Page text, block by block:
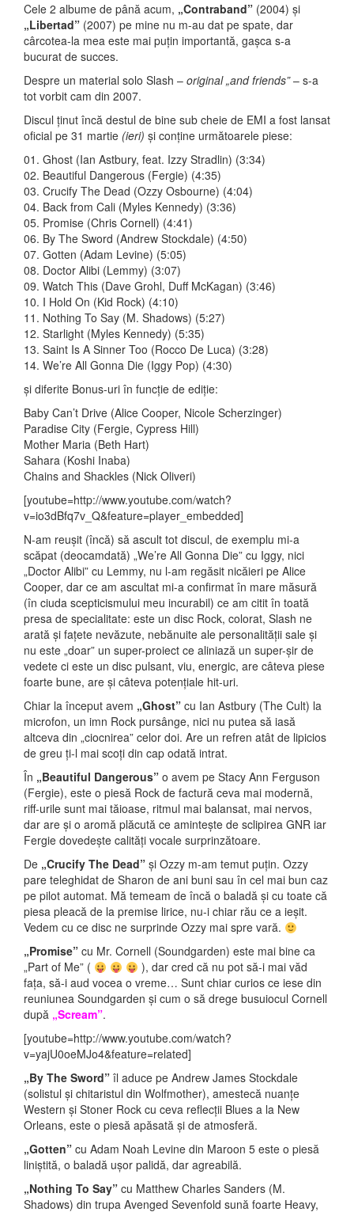
Cele 2 albume de până acum, „Contraband” (2004) și
„Libertad” (2007) pe mine nu m-au dat pe spate, dar
cârcotea-la mea este mai puțin importantă, gașca s-a
bucurat de succes.
Despre un material solo Slash – original „and friends”– s-a
tot vorbit cam din 2007.
Discul ținut încă destul de bine sub cheie de EMI a fost lansat
oficial pe 31 martie (ieri) și conține următoarele piese:
01. Ghost (Ian Astbury, feat. Izzy Stradlin) (3:34)
02. Beautiful Dangerous (Fergie) (4:35)
03. Crucify The Dead (Ozzy Osbourne) (4:04)
04. Back from Cali (Myles Kennedy) (3:36)
05. Promise (Chris Cornell) (4:41)
06. By The Sword (Andrew Stockdale) (4:50)
07. Gotten (Adam Levine) (5:05)
08. Doctor Alibi (Lemmy) (3:07)
09. Watch This (Dave Grohl, Duff McKagan) (3:46)
10. I Hold On (Kid Rock) (4:10)
11. Nothing To Say (M. Shadows) (5:27)
12. Starlight (Myles Kennedy) (5:35)
13. Saint Is A Sinner Too (Rocco De Luca) (3:28)
14. We’re All Gonna Die (Iggy Pop) (4:30)
și diferite Bonus-uri în funcție de ediție:
Baby Can’t Drive (Alice Cooper, Nicole Scherzinger)
Paradise City (Fergie, Cypress Hill)
Mother Maria (Beth Hart)
Sahara (Koshi Inaba)
Chains and Shackles (Nick Oliveri)
[youtube=http://www.youtube.com/watch?
v=io3dBfq7v_Q&feature=player_embedded]
N-am reușit (încă) să ascult tot discul, de exemplu mi-a
scăpat (deocamdată) „We’re All Gonna Die” cu Iggy, nici
„Doctor Alibi” cu Lemmy, nu l-am regăsit nicăieri pe Alice
Cooper, dar ce am ascultat mi-a confirmat în mare măsură
(în ciuda scepticismului meu incurabil) ce am citit în toată
presa de specialitate: este un disc Rock, colorat, Slash ne
arată și fațete nevăzute, nebănuite ale personalității sale și
nu este „doar” un super-proiect ce aliniază un super-șir de
vedete ci este un disc pulsant, viu, energic, are câteva piese
foarte bune, are și câteva potențiale hit-uri.
Chiar la început avem „Ghost” cu Ian Astbury (The Cult) la
microfon, un imn Rock pursânge, nici nu putea să iasă
altceva din „ciocnirea” celor doi. Are un refren atât de lipicios
de greu ți-l mai scoți din cap odată intrat.
În „Beautiful Dangerous” o avem pe Stacy Ann Ferguson
(Fergie), este o piesă Rock de factură ceva mai modernă,
riff-urile sunt mai tăioase, ritmul mai balansat, mai nervos,
dar are și o aromă plăcută ce amintește de sclipirea GNR iar
Fergie dovedește calități vocale surprinzătoare.
De „Crucify The Dead” și Ozzy m-am temut puțin. Ozzy
pare teleghidat de Sharon de ani buni sau în cel mai bun caz
pe pilot automat. Mă temeam de încă o baladă și cu toate că
piesa pleacă de la premise lirice, nu-i chiar rău ce a ieșit.
Vedem cu ce disc ne surprinde Ozzy mai spre vară.
„Promise” cu Mr. Cornell (Soundgarden) este mai bine ca
„Part of Me” (
), dar cred că nu pot să-i mai văd
fața, să-i aud vocea o vreme… Sunt chiar curios ce iese din
reuniunea Soundgarden și cum o să drege busuiocul Cornell
după „Scream”.
[youtube=http://www.youtube.com/watch?
v=yajU0oeMJo4&feature=related]
„By The Sword” îl aduce pe Andrew James Stockdale
(solistul și chitaristul din Wolfmother), amestecă nuanțe
Western și Stoner Rock cu ceva reflecții Blues a la New
Orleans, este o piesă apăsată și de atmosferă.
„Gotten” cu Adam Noah Levine din Maroon 5 este o piesă
liniștită, o baladă ușor palidă, dar agreabilă.
„Nothing To Say” cu Matthew Charles Sanders (M.
Shadows) din trupa Avenged Sevenfold sună foarte Heavy,